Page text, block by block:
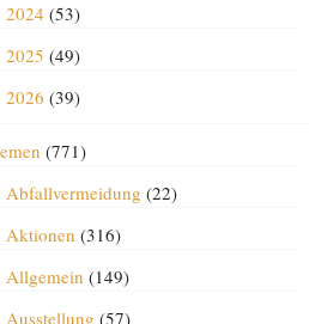
2024 (53)
2025 (49)
2026 (39)
(771)
Abfallvermeidung (22)
Aktionen (316)
Allgemein (149)
Ausstellung (57)